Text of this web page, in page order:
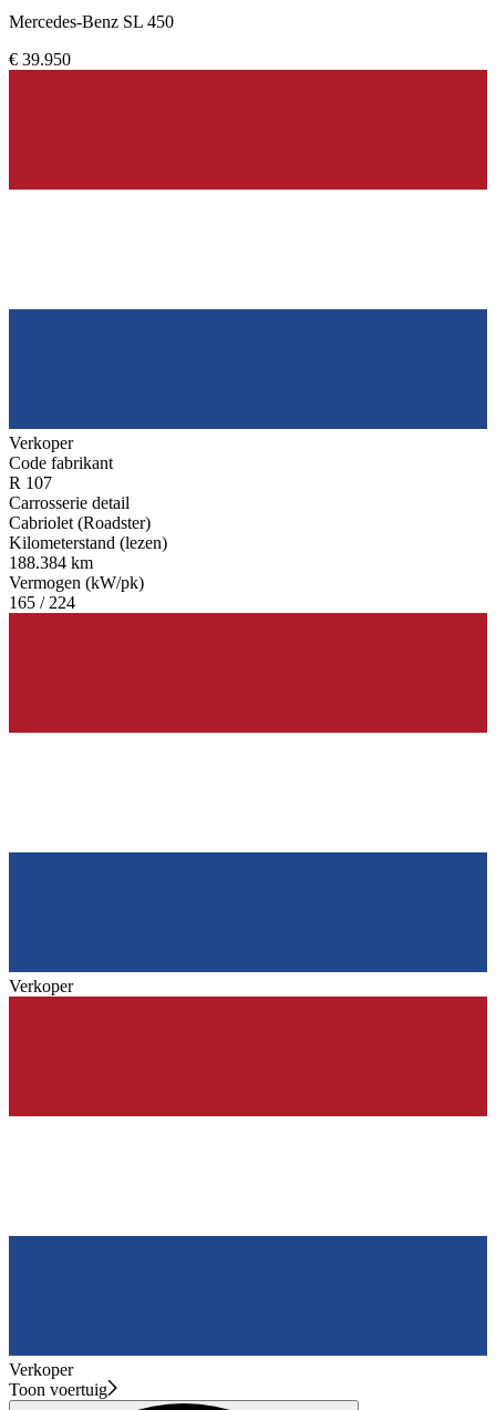
Mercedes-Benz SL 450
€ 39.950
Verkoper
Code fabrikant
R 107
Carrosserie detail
Cabriolet (Roadster)
Kilometerstand (lezen)
188.384 km
Vermogen (kW/pk)
165 / 224
Verkoper
Verkoper
Toon voertuig